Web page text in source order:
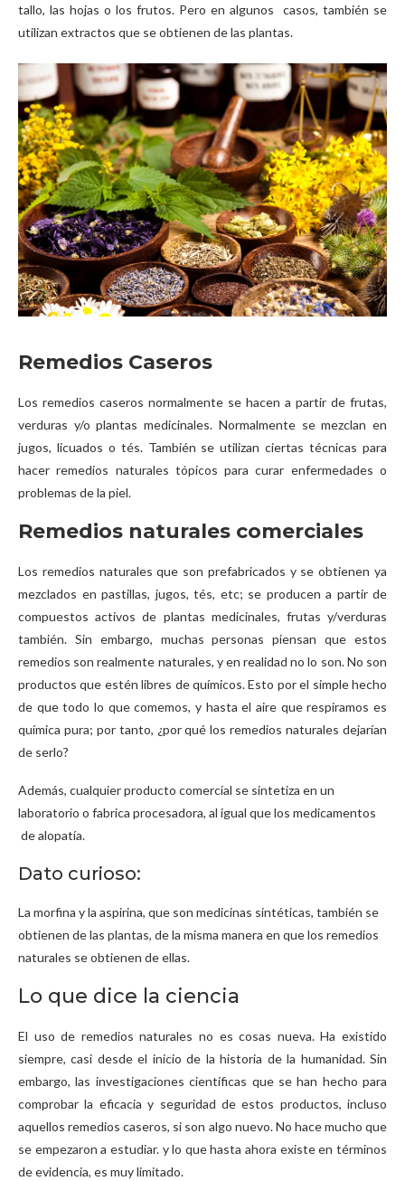
tallo, las hojas o los frutos. Pero en algunos casos, también se
utilizan extractos que se obtienen de las plantas.
Remedios Caseros
Los remedios caseros normalmente se hacen a partir de frutas,
verduras y/o plantas medicinales. Normalmente se mezclan en
jugos, licuados o tés. También se utilizan ciertas técnicas para
hacer remedios naturales tópicos para curar enfermedades o
problemas de la piel.
Remedios naturales comerciales
Los remedios naturales que son prefabricados y se obtienen ya
mezclados en pastillas, jugos, tés, etc; se producen a partir de
compuestos activos de plantas medicinales, frutas y/verduras
también. Sin embargo, muchas personas piensan que estos
remedios son realmente naturales, y en realidad no lo son. No son
productos que estén libres de químicos. Esto por el simple hecho
de que todo lo que comemos, y hasta el aire que respiramos es
química pura; por tanto, ¿por qué los remedios naturales dejarían
de serlo?
Además, cualquier producto comercial se sintetiza en un
laboratorio o fabrica procesadora, al igual que los medicamentos
de alopatía.
Dato curioso:
La morfina y la aspirina, que son medicinas sintéticas, también se
obtienen de las plantas, de la misma manera en que los remedios
naturales se obtienen de ellas.
Lo que dice la ciencia
El uso de remedios naturales no es cosas nueva. Ha existido
siempre, casi desde el inicio de la historia de la humanidad. Sin
embargo, las investigaciones científicas que se han hecho para
comprobar la eficacia y seguridad de estos productos, incluso
aquellos remedios caseros, si son algo nuevo. No hace mucho que
se empezaron a estudiar. y lo que hasta ahora existe en términos
de evidencia, es muy limitado.